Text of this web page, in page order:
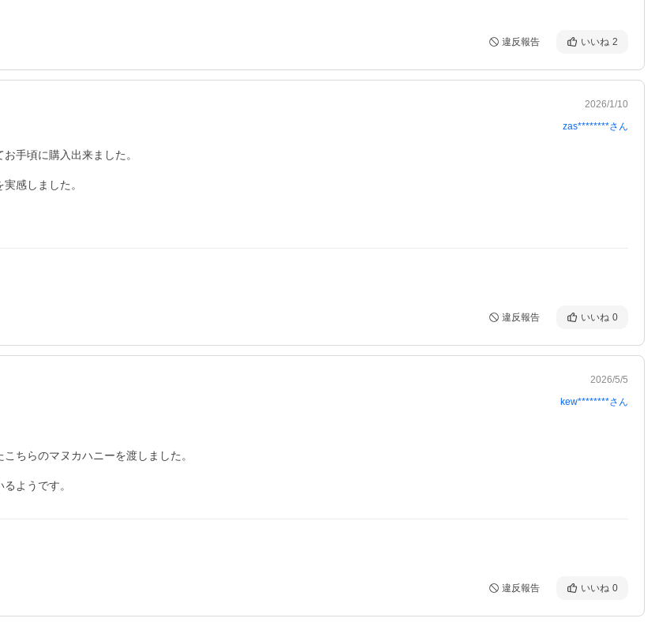
違反報告 いいね 2
2026/1/10
zas********さん
手頃に購入出来ました。
感しました。
違反報告 いいね 0
2026/5/5
kew********さん
ちらのマヌカハニーを渡しました。
ようです。
違反報告 いいね 0